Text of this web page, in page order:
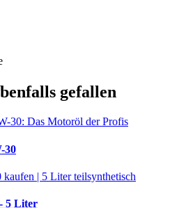
gefallen
30
5 Liter